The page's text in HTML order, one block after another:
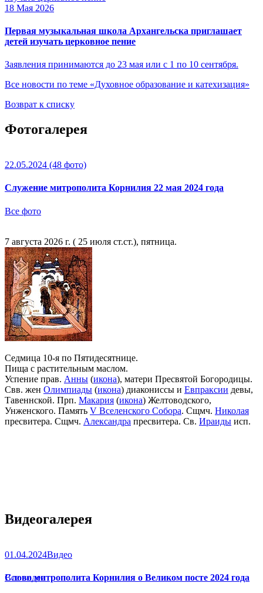
18 Мая 2026
Первая музыкальная школа Архангельска приглашает
детей изучать церковное пение
Заявления принимаются до 23 мая или с 1 по 10 сентября.
Все новости по теме «Духовное образование и катехизация»
Возврат к списку
Фотогалерея
22.05.2024 (48 фото)
Служение митрополита Корнилия 22 мая 2024 года
Все фото
7 августа 2026 г. ( 25 июля ст.ст.), пятница.
Седмица 10-я по Пятидесятнице.
Пища с растительным маслом.
Успение прав. Анны (икона), матери Пресвятой Богородицы.
Свв. жен Олимпиады (икона) диакониссы и Евпраксии девы,
Тавеннской. Прп. Макария (икона) Желтоводского,
Унженского. Память V Вселенского Собора. Сщмч. Николая
пресвитера. Сщмч. Александра пресвитера. Св. Ираиды исп.
Видеогалерея
01.04.2024Видео
Слово митрополита Корнилия о Великом посте 2024 года
Все видео